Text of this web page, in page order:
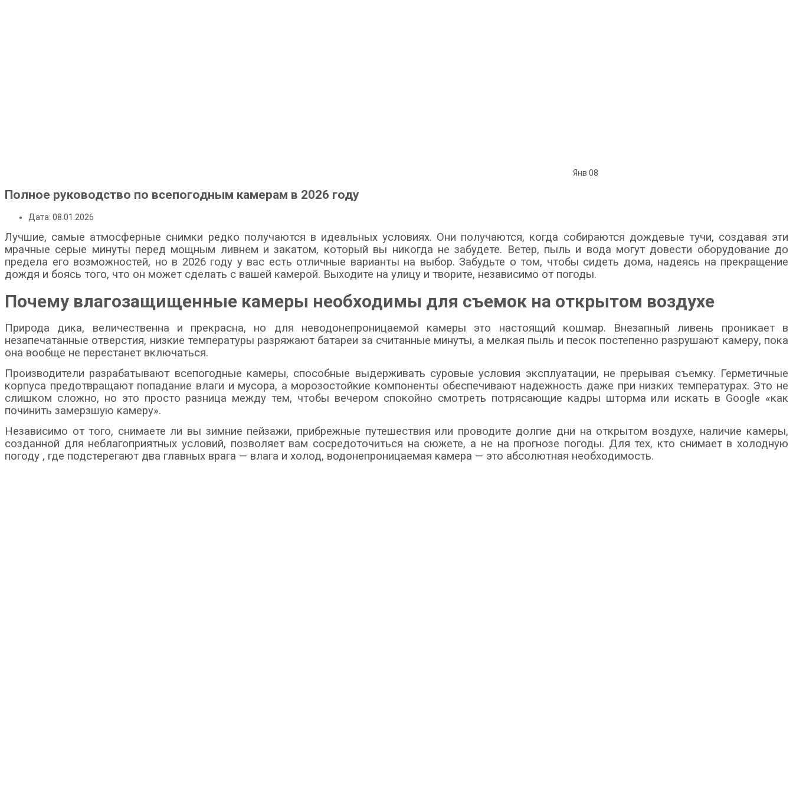
Янв 08
Полное руководство по всепогодным камерам в 2026 году
Дата: 08.01.2026
Лучшие, самые атмосферные снимки редко получаются в идеальных условиях. Они получаются, когда собираются дождевые тучи, создавая эти
мрачные серые минуты перед мощным ливнем и закатом, который вы никогда не забудете. Ветер, пыль и вода могут довести оборудование до
предела его возможностей, но в 2026 году у вас есть отличные варианты на выбор. Забудьте о том, чтобы сидеть дома, надеясь на прекращение
дождя и боясь того, что он может сделать с вашей камерой. Выходите на улицу и творите, независимо от погоды.
Почему влагозащищенные камеры необходимы для съемок на открытом воздухе
Природа дика, величественна и прекрасна, но для неводонепроницаемой камеры это настоящий кошмар. Внезапный ливень проникает в
незапечатанные отверстия, низкие температуры разряжают батареи за считанные минуты, а мелкая пыль и песок постепенно разрушают камеру, пока
она вообще не перестанет включаться.
Производители разрабатывают всепогодные камеры, способные выдерживать суровые условия эксплуатации, не прерывая съемку. Герметичные
корпуса предотвращают попадание влаги и мусора, а морозостойкие компоненты обеспечивают надежность даже при низких температурах. Это не
слишком сложно, но это просто разница между тем, чтобы вечером спокойно смотреть потрясающие кадры шторма или искать в Google «как
починить замерзшую камеру».
Независимо от того, снимаете ли вы зимние пейзажи, прибрежные путешествия или проводите долгие дни на открытом воздухе, наличие камеры,
созданной для неблагоприятных условий, позволяет вам сосредоточиться на сюжете, а не на прогнозе погоды. Для тех, кто снимает в холодную
погоду , где подстерегают два главных врага — влага и холод, водонепроницаемая камера — это абсолютная необходимость.